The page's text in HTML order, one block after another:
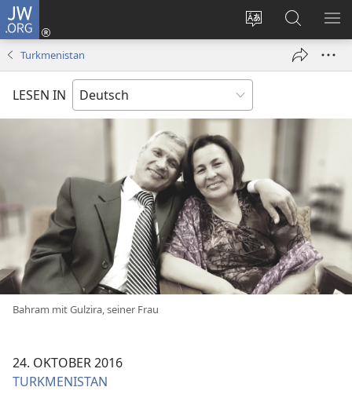
JW.ORG
Websitesprache
ändern
Anmelden
(öffnet
Suche
Turkmenistan
LESEN IN
Bahram mit Gulzira, seiner Frau
24. OKTOBER 2016
TURKMENISTAN